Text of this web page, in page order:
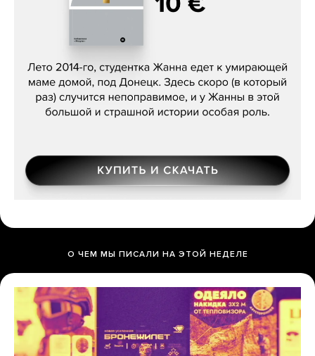
Сергей Лебедев, «Белая дама»
О ЧЕМ МЫ ПИСАЛИ НА ЭТОЙ НЕДЕЛЕ